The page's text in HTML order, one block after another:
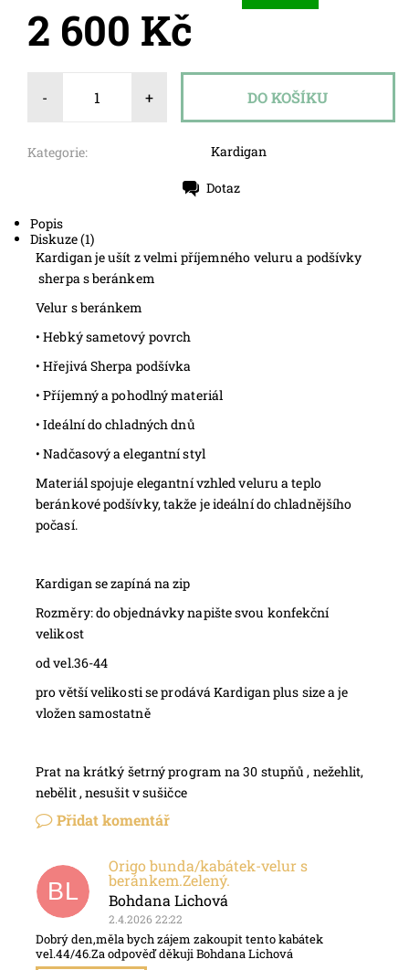
2 600 Kč
- +
Kategorie: Kardigan
Dotaz
Popis
Diskuze (1)
Kardigan je ušít z velmi příjemného veluru a podšívky
sherpa s beránkem
Velur s beránkem
• Hebký sametový povrch
• Hřejivá Sherpa podšívka
• Příjemný a pohodlný materiál
• Ideální do chladných dnů
• Nadčasový a elegantní styl
Materiál spojuje elegantní vzhled veluru a teplo
beránkové podšívky, takže je ideální do chladnějšího
počasí.
Kardigan se zapíná na zip
Rozměry: do objednávky napište svou konfekční
velikost
od vel.36-44
pro větší velikosti se prodává Kardigan plus size a je
vložen samostatně
Prat na krátký šetrný program na 30 stupňů , nežehlit,
nebělit , nesušit v sušičce
Přidat komentář
BL
Origo bunda/kabátek-velur s
beránkem.Zelený.
Bohdana Lichová
2.4.2026 22:22
Dobrý den,měla bych zájem zakoupit tento kabátek
vel.44/46.Za odpověď děkuji Bohdana Lichová